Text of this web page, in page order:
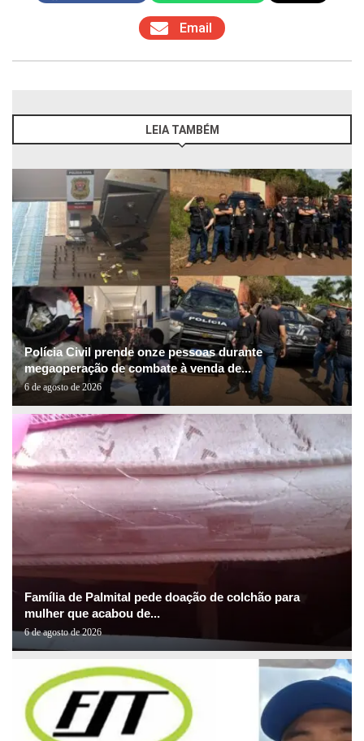
Email
LEIA TAMBÉM
Polícia Civil prende onze pessoas durante
megaoperação de combate à venda de...
6 de agosto de 2026
Família de Palmital pede doação de colchão para
mulher que acabou de...
6 de agosto de 2026